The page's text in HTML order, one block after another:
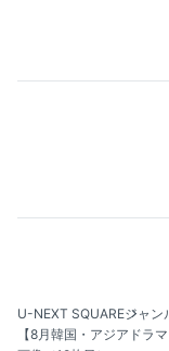
U-NEXT SQUAREジャン